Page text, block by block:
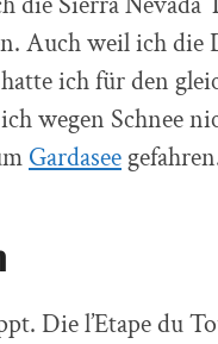
Auch weil ich
ich für den
wegen Schnee
Gardasee
Die l’Etape du